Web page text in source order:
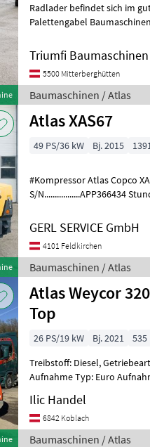
Radlader befindet sich im
Palettengabel
Triumfi
5500 Mitterberghütten
Baumaschinen / Atlas
Atlas XAS67
49 PS/36 kW Bj. 2015
#Kompressor Atlas Copco
S/N.................APP366434
GERL SERVICE GmbH
4101 Feldkirchen
Baumaschinen / Atlas
Atlas Weycor
Top
26 PS/19 kW Bj. 2021
535
Treibstoff: Diesel,
Aufnahme Typ: Euro
Ilic Handel
6842 Koblach
Baumaschinen / Atlas